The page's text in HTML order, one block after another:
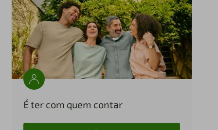
É ter com quem contar